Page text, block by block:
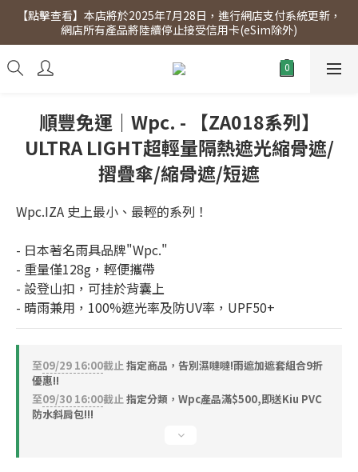
【點擊查看】會員專享 星期三全單95折!!!（優惠期至2026年12月
31日）。滿$300即免運費。
【點擊查看】本店將於2025年7月28日，進行網店支付系統更新，
網店所有產品將陸續停止接受信用卡(eSim除外)
【點擊查看】會員專享 星期三全單95折!!!（優惠期至2026年12月
31日）。滿$300即免運費。
順豐免運｜Wpc. - 【ZA018系列】
ULTRA LIGHT超輕量隔熱遮光縮骨遮/
摺疊傘/縮骨遮/短遮
Wpc.IZA 史上最小、最輕的系列！
- 日本著名雨具品牌"Wpc."
- 重量僅128g，輕便攜帶
- 設登山扣，可挂於背囊上
- 晴雨兼用，100%遮光率及防UV率，UPF50+
至09/29 16:00截止指定商品，告別濕噠噠!雨遮加遮套組合9折
優惠!!
至09/30 16:00截止指定分類，Wpc產品滿$500,即送Kiu PVC
防水斜肩包!!!